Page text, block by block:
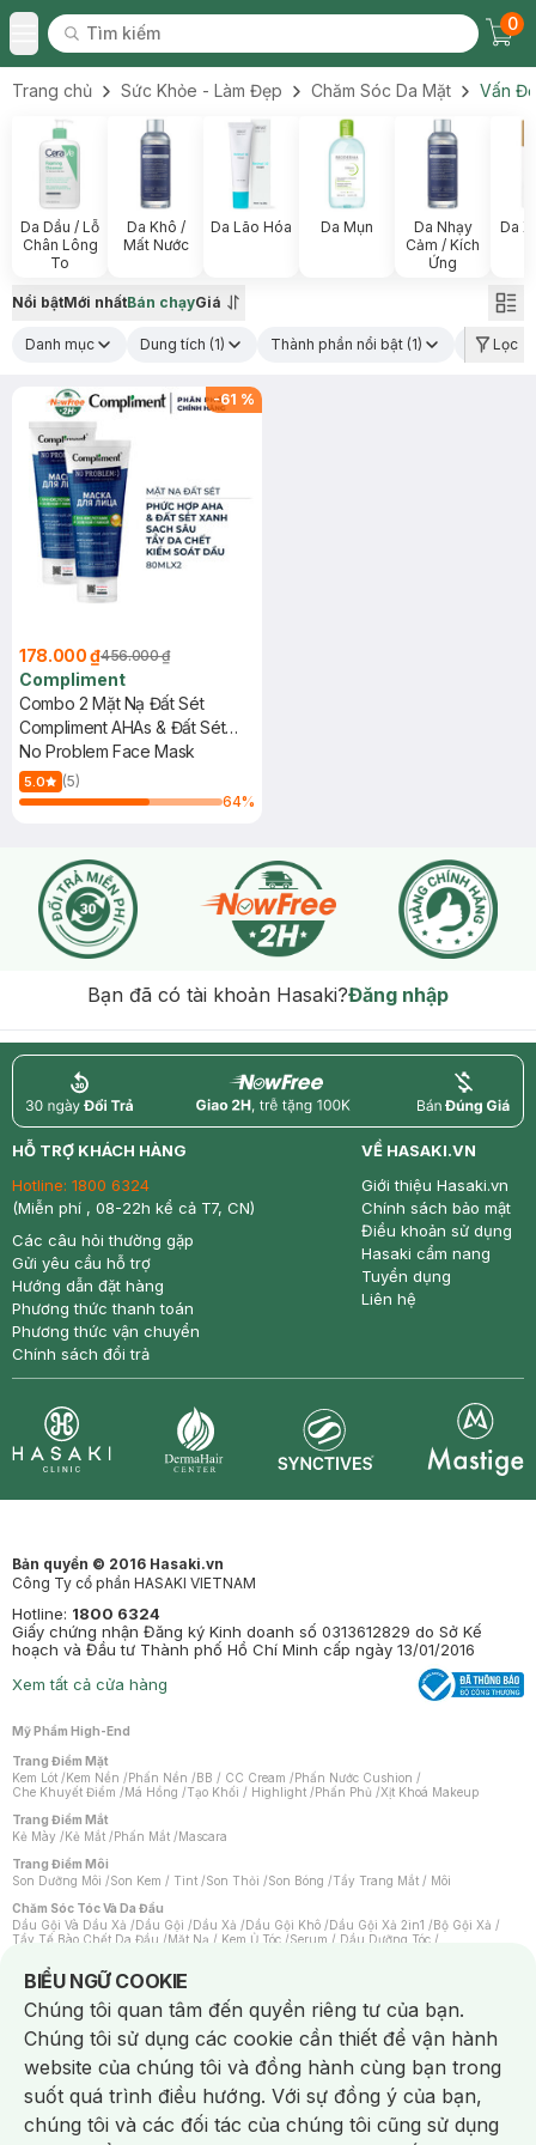
Toggle Menu
Tìm kiếm
Tìm kiếm
0
Trang chủ Sức Khỏe - Làm Đẹp Chăm Sóc Da Mặt Vấn
Da Dầu / Lỗ
Chân Lông
To
Da Khô /
Mất Nước
Da Lão Hóa Da Mụn
Da Nhạy
Cảm / Kích
Ứng
Da
Nổi bậtMới nhấtBán chạyGiá
Danh mục Dung tích (1) Thành phần nổi bật (1) Loại da
Lọc
-61 %
178.000 ₫456.000 ₫
Compliment
Combo 2 Mặt Nạ Đất Sét
Compliment AHAs & Đất Sét
Xanh Sạch Sâu 80ml
No Problem Face Mask
5.0
(5)
64%
Bạn đã có tài khoản Hasaki?Đăng nhập
return nowfree price
HỖ TRỢ KHÁCH HÀNG
Hotline: 1800 6324
(Miễn phí , 08-22h kể cả T7, CN)
Các câu hỏi thường gặp
Gửi yêu cầu hỗ trợ
Hướng dẫn đặt hàng
Phương thức thanh toán
Phương thức vận chuyển
Chính sách đổi trả
VỀ HASAKI.VN
Giới thiệu Hasaki.vn
Chính sách bảo mật
Điều khoản sử dụng
Hasaki cẩm nang
Tuyển dụng
Liên hệ
Bản quyền © 2016 Hasaki.vn
Công Ty cổ phần HASAKI VIETNAM
Hotline: 1800 6324
Giấy chứng nhận Đăng ký Kinh doanh số 0313612829 do Sở Kế
hoạch và Đầu tư Thành phố Hồ Chí Minh cấp ngày 13/01/2016
Xem tất cả cửa hàng
Mỹ Phẩm High-End
Trang Điểm Mặt
Kem Lót /Kem Nền /Phấn Nền /BB / CC Cream /Phấn Nước Cushion /
Che Khuyết Điểm /Má Hồng /Tạo Khối / Highlight /Phấn Phủ /Xịt Khoá Makeup
Trang Điểm Mắt
Kẻ Mày /Kẻ Mắt /Phấn Mắt /Mascara
Trang Điểm Môi
Son Dưỡng Môi /Son Kem / Tint /Son Thỏi /Son Bóng /Tẩy Trang Mắt / Môi
Chăm Sóc Tóc Và Da Đầu
Dầu Gội Và Dầu Xả /Dầu Gội /Dầu Xả /Dầu Gội Khô /Dầu Gội Xả 2in1 /Bộ Gội Xả /
Tẩy Tế Bào Chết Da Đầu /Mặt Nạ / Kem Ủ Tóc /Serum / Dầu Dưỡng Tóc /
Máy Sấy Tóc
Lược
Kem Tẩy Lông/Dụng Cụ Tẩy Lông
Nước Hoa
Nước Hoa Nam Nước Hoa Cao Cấp Xịt Thơm Toàn Thân
Nước Hoa Vùng Kín
Chăm Sóc Cá Nhân
Chống Muỗi
Khẩu Trang Máy Massage Mặt Nạ Xông Hơi/Nước Rửa Tay
Sản Phẩm Chăm Sóc Khác/ Bàn Chải Đánh Răng /Bàn Chải Điện/
BIỂU NGỮ COOKIE
Notice about cookies usage
Chúng tôi quan tâm đến quyền riêng tư của bạn.
Chúng tôi sử dụng các cookie cần thiết để vận hành
website của chúng tôi và đồng hành cùng bạn trong
suốt quá trình điều hướng. Với sự đồng ý của bạn,
chúng tôi và các đối tác của chúng tôi cũng sử dụng